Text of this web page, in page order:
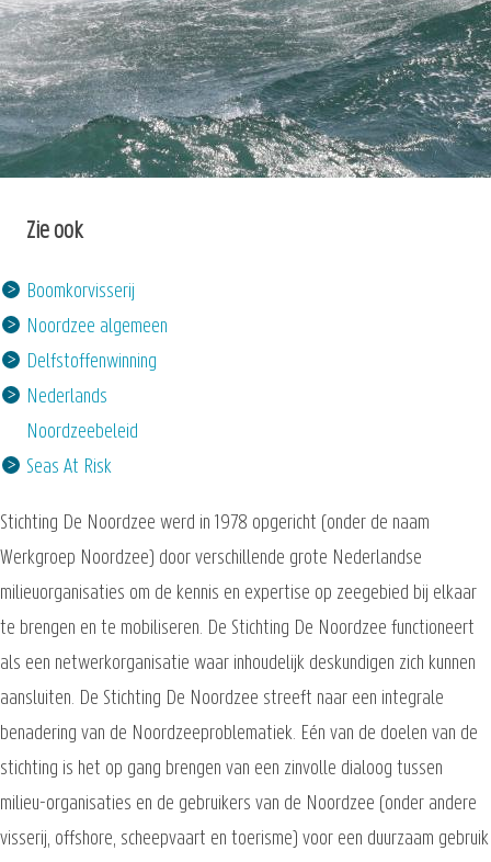
Zie ook
Boomkorvisserij
Noordzee algemeen
Delfstoffenwinning
Nederlands
Noordzeebeleid
Seas At Risk
Stichting De Noordzee werd in 1978 opgericht (onder de naam
Werkgroep Noordzee) door verschillende grote Nederlandse
milieuorganisaties om de kennis en expertise op zeegebied bij elkaar
te brengen en te mobiliseren. De Stichting De Noordzee functioneert
als een netwerkorganisatie waar inhoudelijk deskundigen zich kunnen
aansluiten. De Stichting De Noordzee streeft naar een integrale
benadering van de Noordzeeproblematiek. Eén van de doelen van de
stichting is het op gang brengen van een zinvolle dialoog tussen
milieu-organisaties en de gebruikers van de Noordzee (onder andere
visserij, offshore, scheepvaart en toerisme) voor een duurzaam gebruik